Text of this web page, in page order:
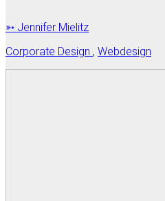
➳ Jennifer Mielitz
Corporate Design , Webdesign